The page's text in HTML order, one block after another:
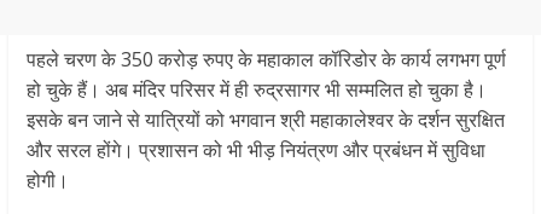
पहले चरण के 350 करोड़ रुपए के महाकाल कॉरिडोर के कार्य लगभग पूर्ण
हो चुके हैं। अब मंदिर परिसर में ही रुद्रसागर भी सम्मलित हो चुका है।
इसके बन जाने से यात्रियों को भगवान श्री महाकालेश्वर के दर्शन सुरक्षित
और सरल होंगे। प्रशासन को भी भीड़ नियंत्रण और प्रबंधन में सुविधा
होगी।